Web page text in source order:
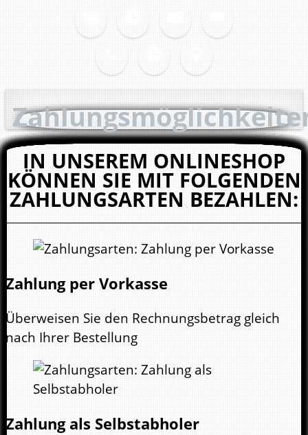
IN UNSEREM ONLINESHOP
KÖNNEN SIE MIT FOLGENDEN
ZAHLUNGSARTEN BEZAHLEN:
Zahlung per Vorkasse
Überweisen Sie den Rechnungsbetrag gleich
nach Ihrer Bestellung
Zahlung als Selbstabholer